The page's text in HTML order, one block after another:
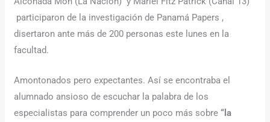
participaron de la investigación de Panamá Papers ,
disertaron ante más de 200 personas este lunes en la
facultad.
Amontonados pero expectantes. Así se encontraba el
alumnado ansioso de escuchar la palabra de los
especialistas para comprender un poco más sobre“la